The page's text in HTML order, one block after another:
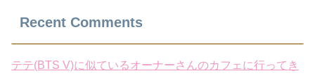
Recent Comments
テテ(BTS V)に似ているオーナーさんのカフェに行ってき